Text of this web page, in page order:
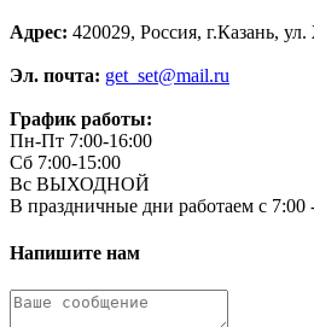
Адрес: 420029, Россия, г.Казань,
Эл. почта: get_set@mail.ru
График работы:
Пн-Пт 7:00-16:00
Сб 7:00-15:00
Вс ВЫХОДНОЙ
В праздничные дни работаем с 7:00
Напишите нам